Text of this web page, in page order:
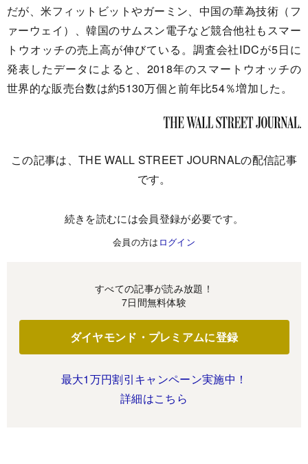
だが、米フィットビットやガーミン、中国の華為技術（フ
ァーウェイ）、韓国のサムスン電子など競合他社もスマー
トウオッチの売上高が伸びている。調査会社IDCが5日に
発表したデータによると、2018年のスマートウオッチの
世界的な販売台数は約5130万個と前年比54％増加した。
この記事は、THE WALL STREET JOURNALの配信記事
です。
続きを読むには会員登録が必要です。
会員の方は ログイン
すべての記事が読み放題！
7日間無料体験
ダイヤモンド・プレミアムに登録
最大1万円割引キャンペーン実施中！
詳細はこちら